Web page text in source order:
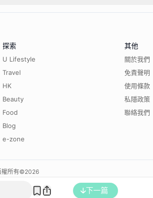
下一篇
探索
U Lifestyle
Travel
HK
Beauty
Food
Blog
e-zone
其他
關於我們
免責聲明
使用條款
私隱政策
聯絡我們
權所有©2026